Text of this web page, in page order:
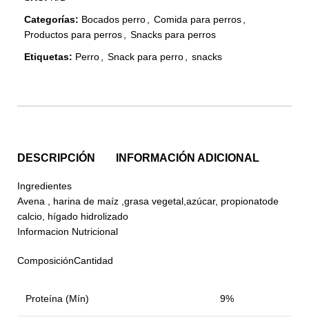
Categorías: Bocados perro Comida para perros
Productos para perros
Snacks para perros
Etiquetas: Perro Snack para perro snacks
DESCRIPCIÓN INFORMACIÓN ADICIONAL
Ingredientes
Avena , harina de maíz ,grasa vegetal,azúcar, propionatode
calcio, hígado hidrolizado
Informacion Nutricional
ComposiciónCantidad
Proteína (Mín) 9%